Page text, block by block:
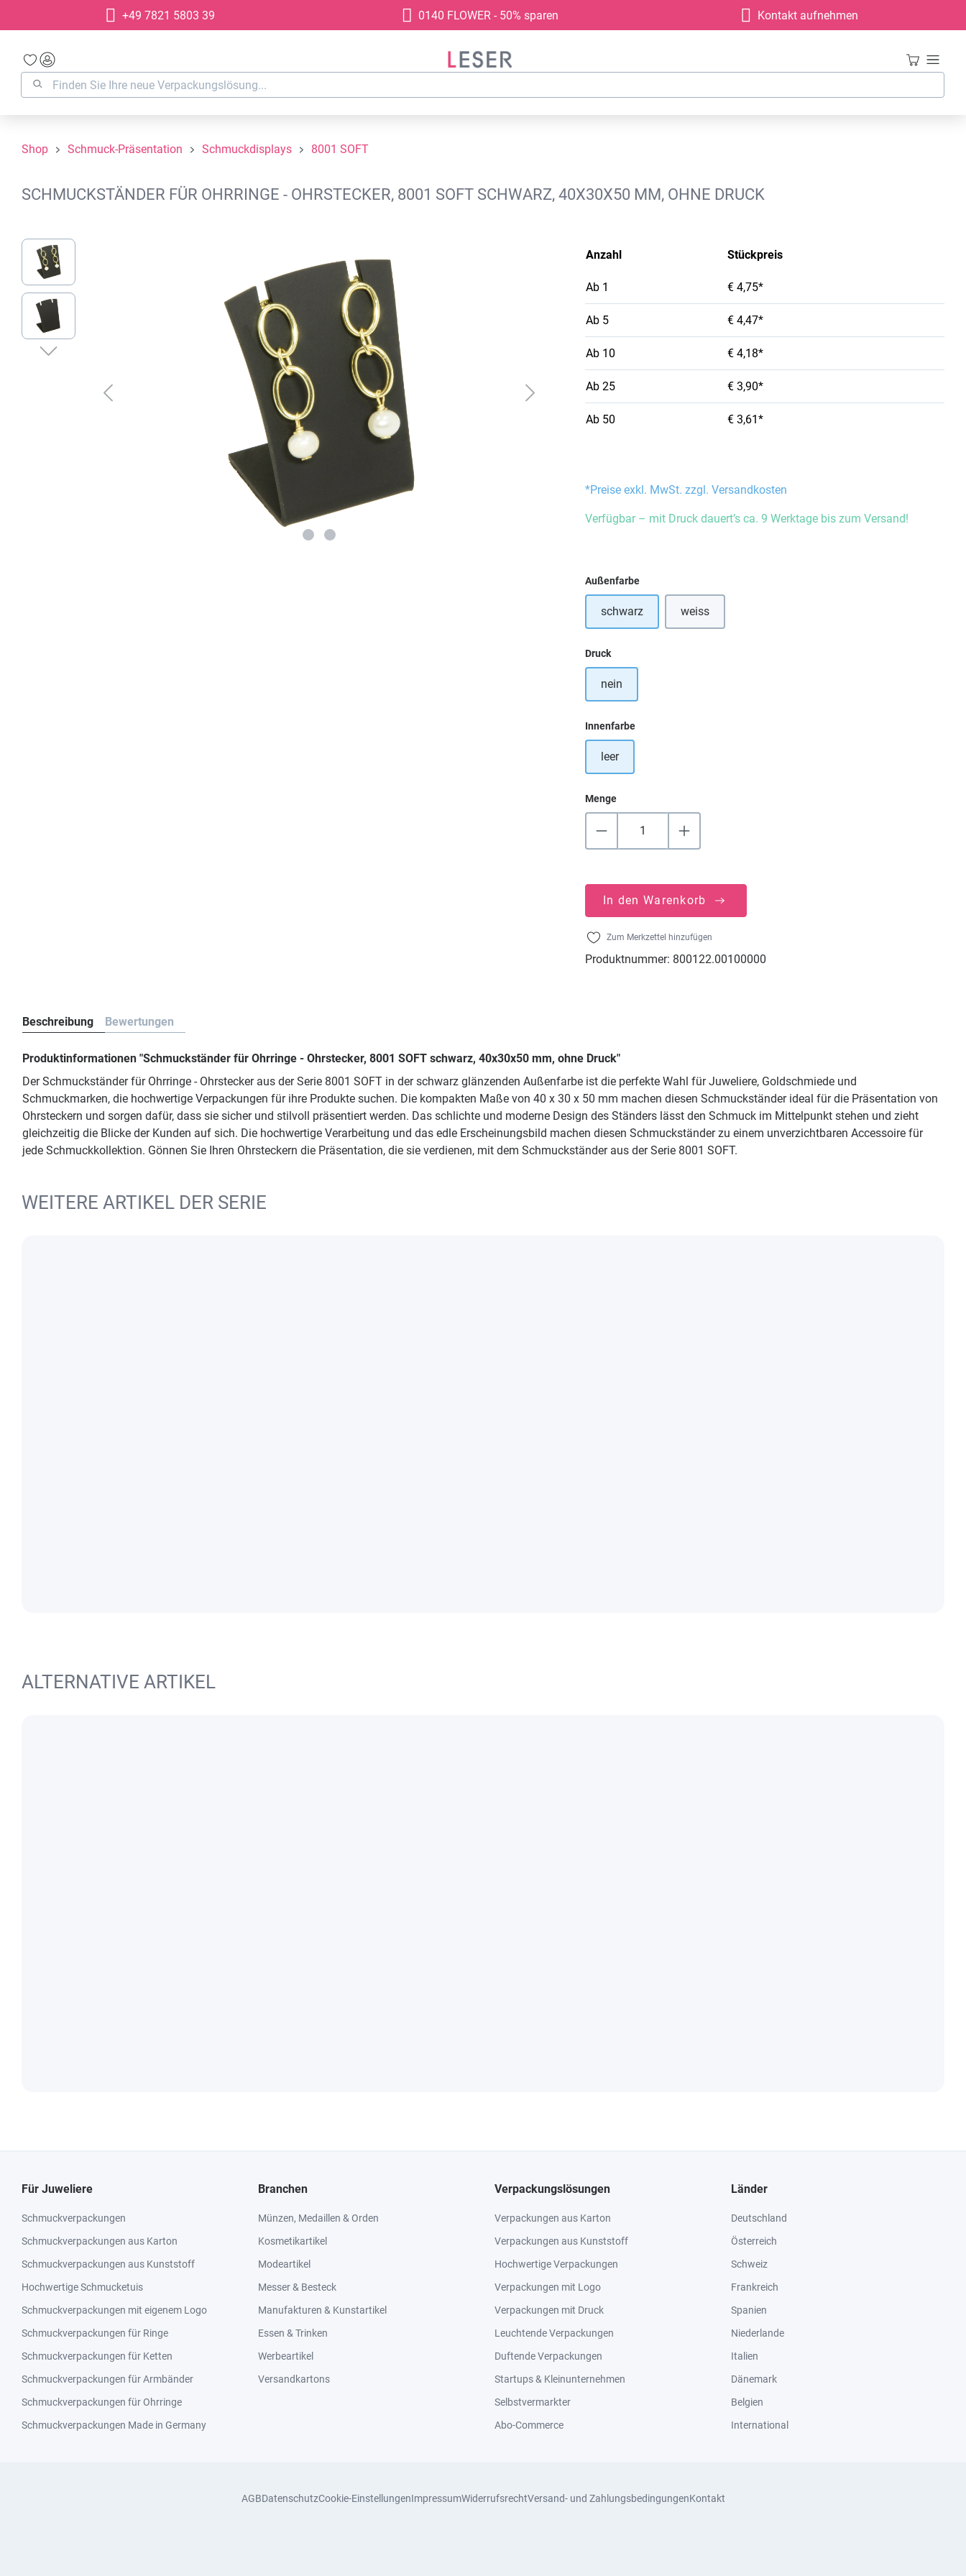
Zur Hauptnavigation springen
+49 7821 5803 39 0140 FLOWER - 50% sparen Kontakt aufnehmen
Shop Schmuck-Präsentation Schmuckdisplays 8001 SOFT
SCHMUCKSTÄNDER FÜR OHRRINGE - OHRSTECKER, 8001 SOFT SCHWARZ, 40X30X50 MM, OHNE DRUCK
Bildergalerie überspringen
Anzahl Stückpreis
Ab 1 € 4,75*
Ab 5 € 4,47*
Ab 10 € 4,18*
Ab 25 € 3,90*
Ab 50 € 3,61*
*Preise exkl. MwSt. zzgl. Versandkosten
Verfügbar – mit Druck dauert’s ca. 9 Werktage bis zum Versand!
Außenfarbeauswählen
schwarz weiss
Druckauswählen
nein
Innenfarbeauswählen
leer
Menge
In den Warenkorb
Zum Merkzettel hinzufügen
Produktnummer: 800122.00100000
Beschreibung Bewertungen
Produktinformationen "Schmuckständer für Ohrringe - Ohrstecker, 8001 SOFT schwarz, 40x30x50 mm, ohne Druck"
Der Schmuckständer für Ohrringe - Ohrstecker aus der Serie 8001 SOFT in der schwarz glänzenden Außenfarbe ist die perfekte Wahl für Juweliere, Goldschmiede und
Schmuckmarken, die hochwertige Verpackungen für ihre Produkte suchen. Die kompakten Maße von 40 x 30 x 50 mm machen diesen Schmuckständer ideal für die Präsentation von
Ohrsteckern und sorgen dafür, dass sie sicher und stilvoll präsentiert werden. Das schlichte und moderne Design des Ständers lässt den Schmuck im Mittelpunkt stehen und zieht
gleichzeitig die Blicke der Kunden auf sich. Die hochwertige Verarbeitung und das edle Erscheinungsbild machen diesen Schmuckständer zu einem unverzichtbaren Accessoire für
jede Schmuckkollektion. Gönnen Sie Ihren Ohrsteckern die Präsentation, die sie verdienen, mit dem Schmuckständer aus der Serie 8001 SOFT.
WEITERE ARTIKEL DER SERIE
ALTERNATIVE ARTIKEL
Für Juweliere
Schmuckverpackungen
Schmuckverpackungen aus Karton
Schmuckverpackungen aus Kunststoff
Hochwertige Schmucketuis
Schmuckverpackungen mit eigenem Logo
Schmuckverpackungen für Ringe
Schmuckverpackungen für Ketten
Schmuckverpackungen für Armbänder
Schmuckverpackungen für Ohrringe
Schmuckverpackungen Made in Germany
Branchen
Münzen, Medaillen & Orden
Kosmetikartikel
Modeartikel
Messer & Besteck
Manufakturen & Kunstartikel
Essen & Trinken
Werbeartikel
Versandkartons
Verpackungslösungen
Verpackungen aus Karton
Verpackungen aus Kunststoff
Hochwertige Verpackungen
Verpackungen mit Logo
Verpackungen mit Druck
Leuchtende Verpackungen
Duftende Verpackungen
Startups & Kleinunternehmen
Selbstvermarkter
Abo-Commerce
Länder
Deutschland
Österreich
Schweiz
Frankreich
Spanien
Niederlande
Italien
Dänemark
Belgien
International
AGBDatenschutzCookie-EinstellungenImpressumWiderrufsrechtVersand- und ZahlungsbedingungenKontakt